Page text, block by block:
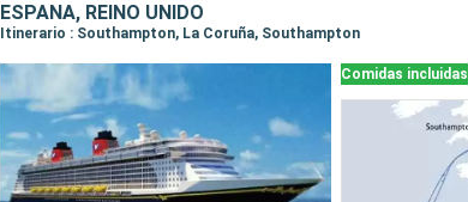
ESPAÑA, REINO UNIDO
Itinerario : Southampton, La Coruña, Southampton
Comidas incluidas